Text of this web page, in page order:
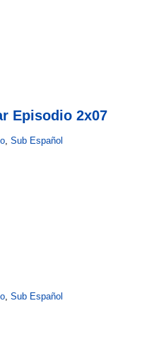
Episodio 2x07
Sub Español
, Sub Español